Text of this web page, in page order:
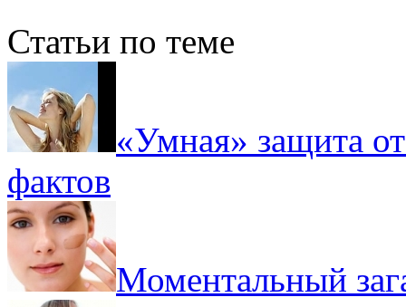
Статьи по теме
«Умная» защита
фактов
Моментальный